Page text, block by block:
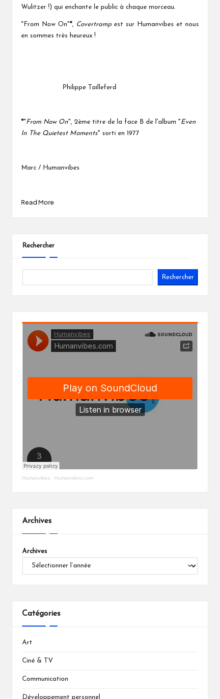
Wulitzer !) qui enchante le public à chaque morceau.
"From Now On"*, Covertrampest sur Humanvibes et nous
en sommes très heureux !
Philippe Tailleferd
*"From Now On", 2ème titre de la face B de l'album "Even
In The Quietest Moments" sorti en 1977
Marc / Humanvibes
Read More
Rechercher
Rechercher
Humanvibes · Humanvibes.com
Archives
Archives
Catégories
Art
Ciné & TV
Communication
Développement personnel